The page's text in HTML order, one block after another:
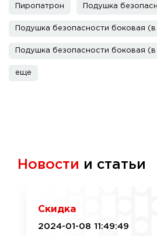
Пиропатрон Подушка
Подушка безопасности боковая (в
еще
Новости и статьи
Скидка
2024-01-08 11:49:49